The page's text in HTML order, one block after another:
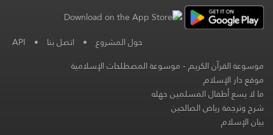
حول المشروع • اتصل بنا •
API
موسوعة القرآن الكريم-موسوعة المصطلحات الإسلامية
موقع دار الإسلام
ما لا يسع أطفال المسلمين جهله
شرح وترجمة رياض الصالحين
بيان الإسلام